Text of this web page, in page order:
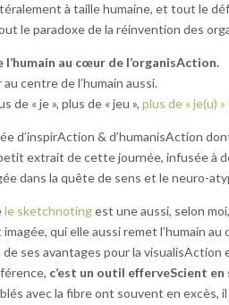
à taille humaine, et tout le
le paradoxe de la réinvention des
l’humain au cœur de l’organisAction.
centre de l’humain aussi.
de « je », plus de « jeu »,plus de « je(u) »
d’inspirAction & d’humanisAction
extrait de cette journée, infusée à
dans la quête de sens et le neuro-
le sketchnotingest une aussi, selon
qui elle aussi remet l’humain
de ses avantages pour la visualisAction
c’est un outil efferveScient en
avec la fibre ont souvent en